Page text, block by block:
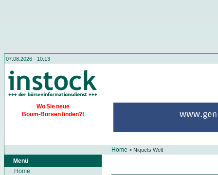
07.08.2026 - 10:13
Wo Sie neue
Boom-Börsen finden?!
Home > Niquets Welt
Menü
Home